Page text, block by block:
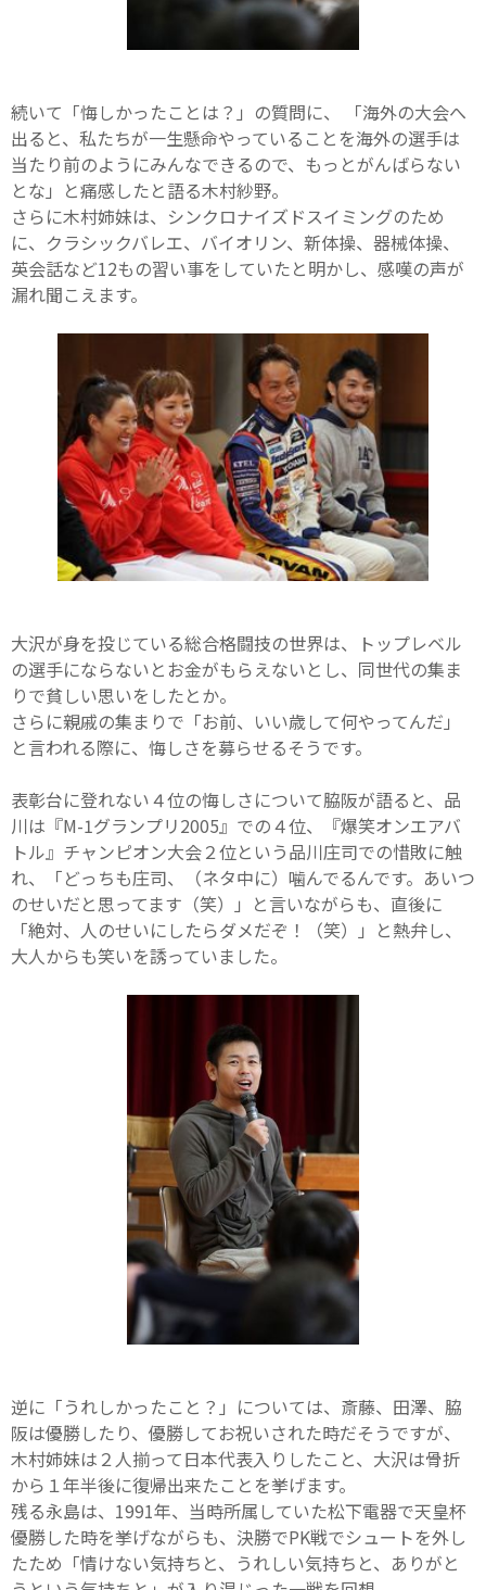
続いて「悔しかったことは？」の質問に、 「海外の大会へ
出ると、私たちが一生懸命やっていることを海外の選手は
当たり前のようにみんなできるので、もっとがんばらない
とな」と痛感したと語る木村紗野。
さらに木村姉妹は、シンクロナイズドスイミングのため
に、クラシックバレエ、バイオリン、新体操、器械体操、
英会話など12もの習い事をしていたと明かし、感嘆の声が
漏れ聞こえます。
大沢が身を投じている総合格闘技の世界は、トップレベル
の選手にならないとお金がもらえないとし、同世代の集ま
りで貧しい思いをしたとか。
さらに親戚の集まりで「お前、いい歳して何やってんだ」
と言われる際に、悔しさを募らせるそうです。
表彰台に登れない４位の悔しさについて脇阪が語ると、品
川は『M-1グランプリ2005』での４位、『爆笑オンエアバ
トル』チャンピオン大会２位という品川庄司での惜敗に触
れ、「どっちも庄司、（ネタ中に）噛んでるんです。あいつ
のせいだと思ってます（笑）」と言いながらも、直後に
「絶対、人のせいにしたらダメだぞ！（笑）」と熱弁し、
大人からも笑いを誘っていました。
逆に「うれしかったこと？」については、斎藤、田澤、脇
阪は優勝したり、優勝してお祝いされた時だそうですが、
木村姉妹は２人揃って日本代表入りしたこと、大沢は骨折
から１年半後に復帰出来たことを挙げます。
残る永島は、1991年、当時所属していた松下電器で天皇杯
優勝した時を挙げながらも、決勝でPK戦でシュートを外し
たため「情けない気持ちと、うれしい気持ちと、ありがと